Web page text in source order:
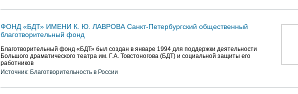
ФОНД «БДТ» ИМЕНИ К. Ю. ЛАВРОВА Санкт-Петербургский общественный
благотворительный фонд
Благотворительный фонд «БДТ» был создан в январе 1994 для поддержки деятельности
Большого драматического театра им. Г.А. Товстоногова (БДТ) и социальной защиты его
работников
Источник: Благотворительность в России